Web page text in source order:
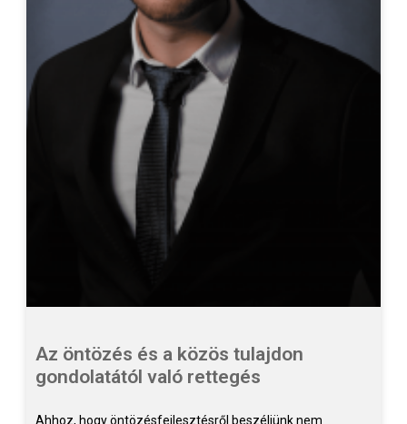
Az öntözés és a közös tulajdon
gondolatától való rettegés
Ahhoz, hogy öntözésfejlesztésről beszéljünk nem